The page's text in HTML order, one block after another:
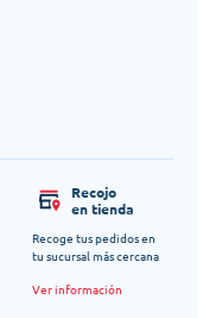
Recojo
en tienda
Recoge tus pedidos en
tu sucursal más cercana
Ver información